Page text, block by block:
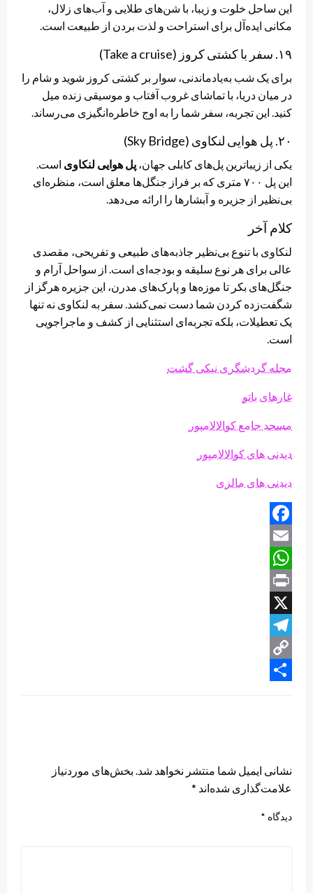
این ساحل خلوت و زیبا، با شن‌های طلایی و آب‌های زلال،
مکانی ایده‌آل برای استراحت و لذت بردن از طبیعت است.
۱۹. سفر با کشتی کروز (Take a cruise)
برای یک شب به‌یادماندنی، سوار بر کشتی کروز شوید و شام را
در میان دریا، با تماشای غروب آفتاب و موسیقی زنده میل
کنید. این تجربه، سفر شما را به اوج خاطره‌انگیزی می‌رساند.
۲۰. پل هوایی لنکاوی (Sky Bridge)
یکی از زیباترین پل‌های کابلی جهان، پل هوایی لنکاوی است.
این پل ۷۰۰ متری که بر فراز جنگل‌ها معلق است، منظره‌ای
بی‌نظیر از جزیره و آبشارها را ارائه می‌دهد.
کلام آخر
لنکاوی با تنوع بی‌نظیر جاذبه‌های طبیعی و تفریحی، مقصدی
عالی برای هر نوع سلیقه و بودجه‌ای است. از سواحل آرام و
جنگل‌های بکر تا موزه‌ها و پارک‌های مدرن، این جزیره هرگز از
شگفت‌زده کردن شما دست نمی‌کشد. سفر به لنکاوی نه تنها
یک تعطیلات، بلکه تجربه‌ای استثنایی از کشف و ماجراجویی
است.
مجله گردشگری نیکی گشت
غارهای باتو
مسجد جامع کوالالامپور
دیدنی های کوالالامپور
دیدنی های مالزی
Facebook
Email
WhatsApp
Print
X
Telegram
Copy
نشانی ایمیل شما منتشر نخواهد شد. بخش‌های موردنیاز
علامت‌گذاری شده‌اند *
دیدگاه *